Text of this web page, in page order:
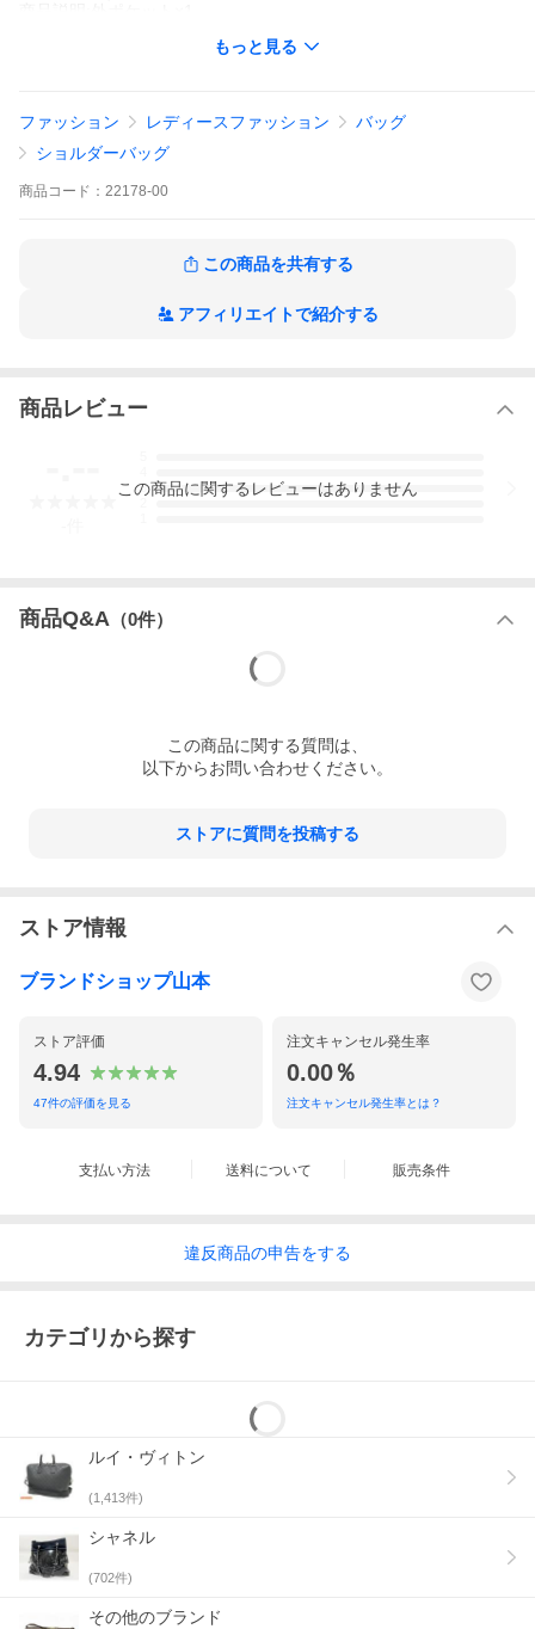
Ｎ 新品
ＮＲ 未使用品
Ｓ 新品同様の品
Ａ わずかに傷や汚れが見受けられる品
Ｂ 多少傷や汚れが見受けられる品
もっと見る
ファッション レディースファッション
バッグ
ショルダーバッグ
商品 コード： 22178-00
この商品を共有する
アフィリエイトで紹介する
商品レビュー
3
この商品に関するレビューはありません
商品Q&A （0件）
この商品に関する質問は、
以下からお問い合わせください。
ストアに質問を投稿する
ストア情報
ブランドショップ山本
ストア評価
4.94
47件の評価を見る
注文キャンセル発生率
0.00％
注文キャンセル発生率とは？
支払い方法 送料について 販売条件
違反商品の申告をする
カテゴリから探す
ルイ・ヴィトン
(1,413件)
シャネル
(702件)
その他のブランド